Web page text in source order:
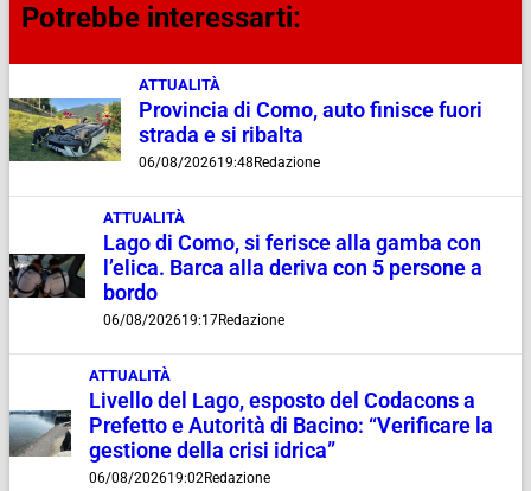
Potrebbe interessarti:
ATTUALITÀ
Provincia di Como, auto finisce fuori
strada e si ribalta
06/08/202619:48 Redazione
ATTUALITÀ
Lago di Como, si ferisce alla gamba con
l’elica. Barca alla deriva con 5 persone a
bordo
06/08/202619:17Redazione
ATTUALITÀ
Livello del Lago, esposto del Codacons a
Prefetto e Autorità di Bacino: “Verificare la
gestione della crisi idrica”
06/08/202619:02Redazione